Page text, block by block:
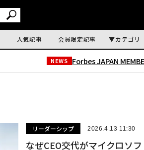
人気記事 会員限定記事 カテゴリ
NEWS Forbes JAPAN
リーダーシップ 2026.4.13 11:30
なぜCEO交代がマイクロソ